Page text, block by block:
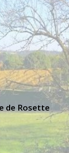
de Rosette